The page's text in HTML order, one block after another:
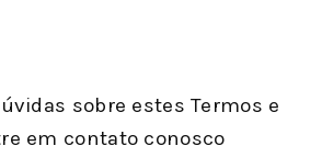
sobre estes Termos e
em contato conosco